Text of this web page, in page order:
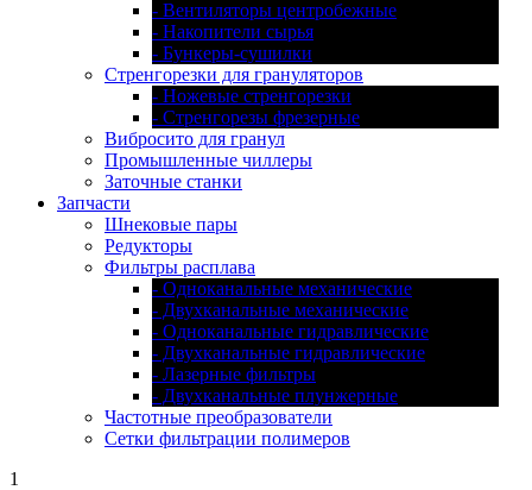
- Вентиляторы центробежные
- Накопители сырья
- Бункеры-сушилки
Стренгорезки для грануляторов
- Ножевые стренгорезки
- Стренгорезы фрезерные
Вибросито для гранул
Промышленные чиллеры
Заточные станки
Запчасти
Шнековые пары
Редукторы
Фильтры расплава
- Одноканальные механические
- Двухканальные механические
- Одноканальные гидравлические
- Двухканальные гидравлические
- Лазерные фильтры
- Двухканальные плунжерные
Частотные преобразователи
Сетки фильтрации полимеров
1